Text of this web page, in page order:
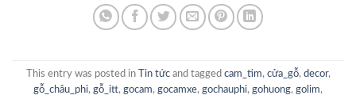
This entry was posted in Tin tứcand tagged cam_tim, cửa_gỗ, decor,
gỗ_châu_phi, gỗ_itt, gocam, gocamxe, gochauphi, gohuong, golim,